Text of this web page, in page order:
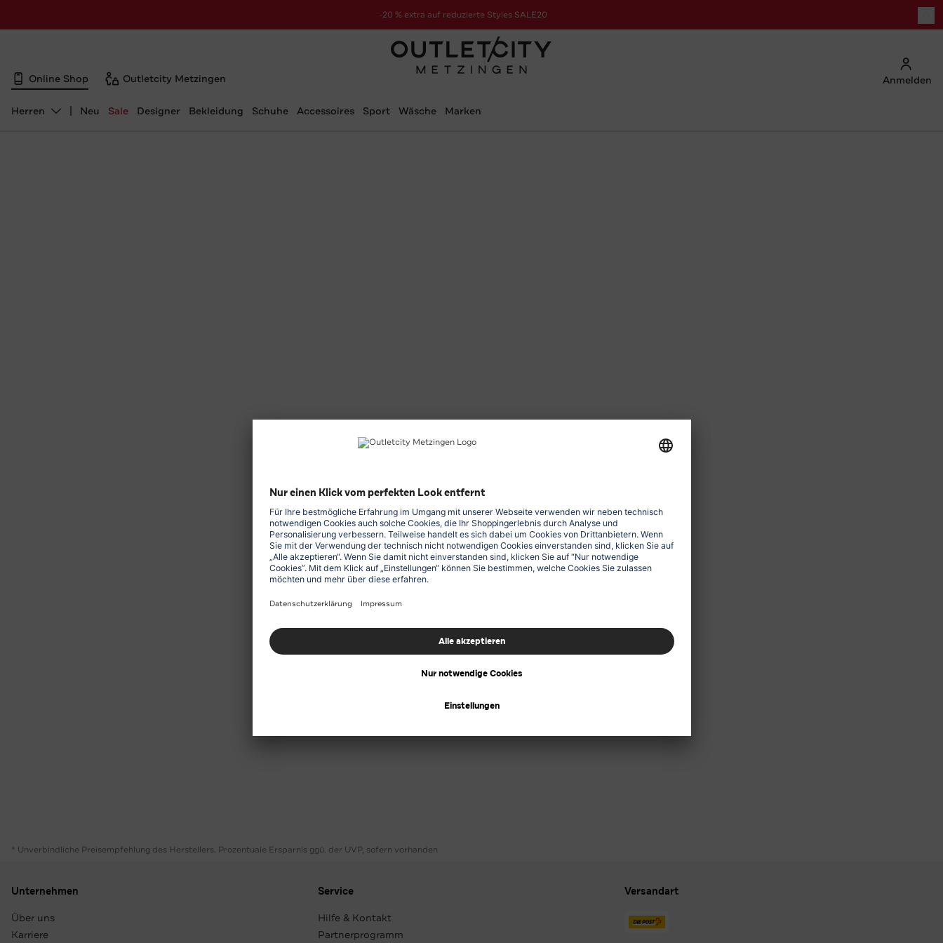
-20 % extra auf reduzierte Styles SALE20
zur Aktion
Online Shop Outletcity Metzingen Anmelden
Abteilung ändern, ausgewählt:
Herren Neu Sale Designer Bekleidung Schuhe Accessoires Sport Wäsche Marken
* Unverbindliche Preisempfehlung des Herstellers. Prozentuale Ersparnis ggü. der UVP, sofern vorhanden
Unternehmen
Über uns
Karriere
Service
Hilfe & Kontakt
Partnerprogramm
Versandart